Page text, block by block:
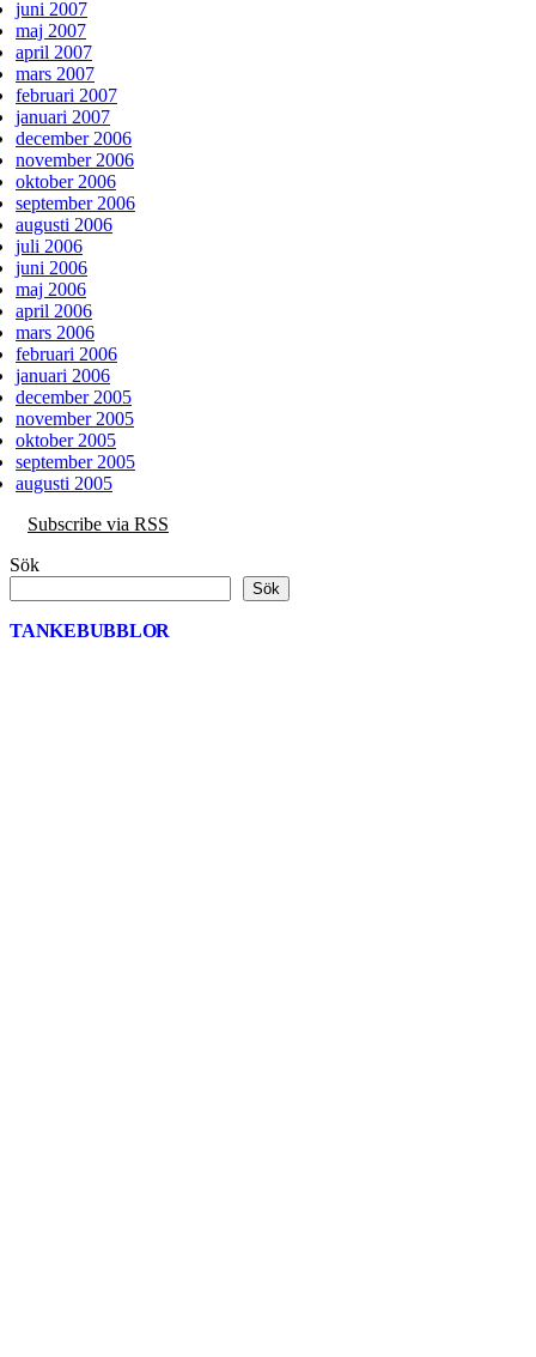
juni 2007
maj 2007
april 2007
mars 2007
februari 2007
januari 2007
december 2006
november 2006
oktober 2006
september 2006
augusti 2006
juli 2006
juni 2006
maj 2006
april 2006
mars 2006
februari 2006
januari 2006
december 2005
november 2005
oktober 2005
september 2005
augusti 2005
Subscribe via RSS
Sök
Sök
TANKEBUBBLOR